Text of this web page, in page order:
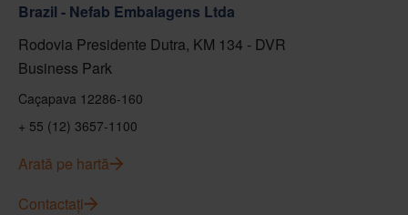
Brazil - Nefab Embalagens Ltda
Rodovia Presidente Dutra, KM 134 - DVR
Business Park
Caçapava 12286-160
+ 55 (12) 3657-1100
Arată pe hartă
Contactați